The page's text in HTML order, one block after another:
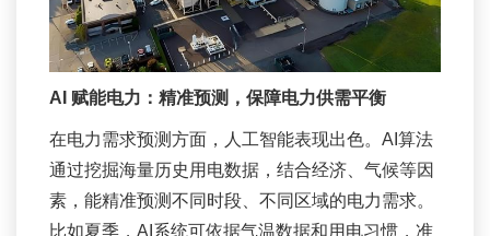
AI 赋能电力： 精准预测，保障电力供需平衡
在电力需求预测方面，人工智能表现出色。AI算法
通过挖掘海量历史用电数据，结合经济、气候等因
素，能精准预测不同时段、不同区域的电力需求。
比如夏季，AI系统可依据气温数据和用电习惯，准